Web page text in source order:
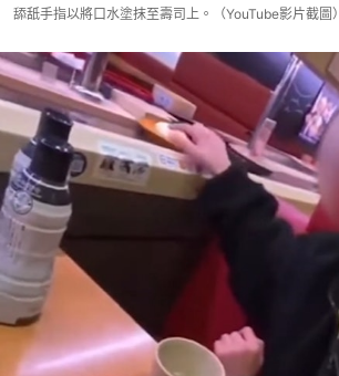
舔舐手指以將口水塗抹至壽司上。（YouTube影片截圖）